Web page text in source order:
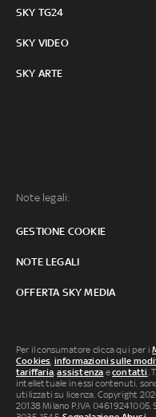
SKY TG24
SKY VIDEO
SKY ARTE
Note legali:
GESTIONE COOKIE
NOTE LEGALI
OFFERTA SKY MEDIA
Per il consumatore clicca qui per i
Cookies, informazioni sulle
tariffaria,assistenza econtatti.
intellettuale in essi contenuti,
utilizzati su licenza. Copyright
20138 Milano P.IVA 04619241005.